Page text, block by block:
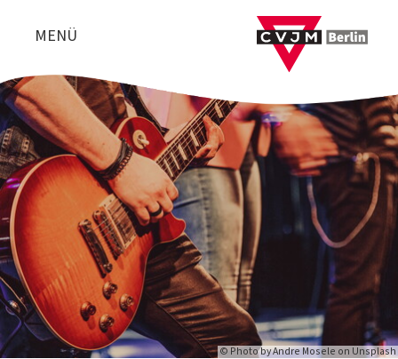
MENÜ
© Photo by Andre Mosele on Unsplash